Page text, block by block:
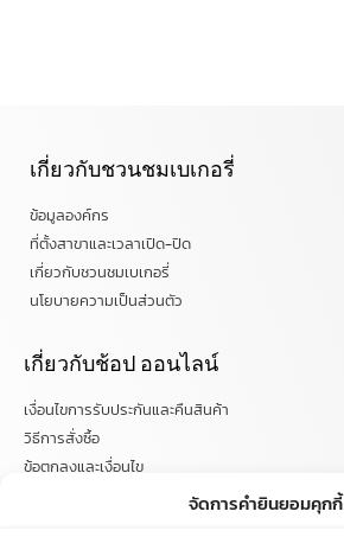
จัดการคำยินยอมคุกกี้
เกี่ยวกับชวนชมเบเกอรี่
ข้อมูลองค์กร
ที่ตั้งสาขาและเวลาเปิด-ปิด
เกี่ยวกับชวนชมเบเกอรี่
นโยบายความเป็นส่วนตัว
เกี่ยวกับช้อป ออนไลน์
เงื่อนไขการรับประกันและคืนสินค้า
วิธีการสั่งซื้อ
ข้อตกลงและเงื่อนไข